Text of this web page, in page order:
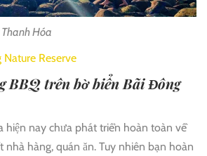
Hóa
Nature Reserve
BBQ trên bờ biển Bãi Đông
hiện nay chưa phát triển hoàn toàn về
nhà hàng, quán ăn. Tuy nhiên bạn hoàn